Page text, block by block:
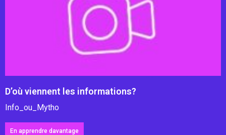
D’où viennent les informations?
Info_ou_Mytho
En apprendre davantage